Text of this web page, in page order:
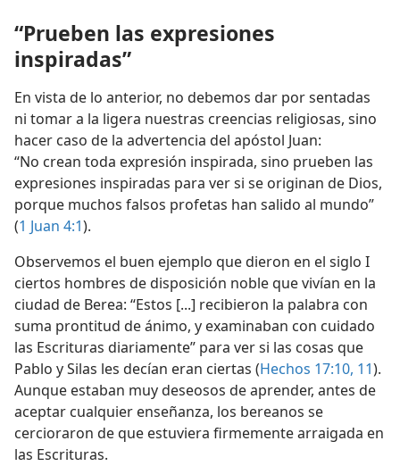
“Prueben las expresiones
inspiradas”
En vista de lo anterior, no debemos dar por sentadas
ni tomar a la ligera nuestras creencias religiosas, sino
hacer caso de la advertencia del apóstol Juan:
“No crean toda expresión inspirada, sino prueben las
expresiones inspiradas para ver si se originan de Dios,
porque muchos falsos profetas han salido al mundo”
(1 Juan 4:1).
Observemos el buen ejemplo que dieron en el siglo I
ciertos hombres de disposición noble que vivían en la
ciudad de Berea: “Estos [...] recibieron la palabra con
suma prontitud de ánimo, y examinaban con cuidado
las Escrituras diariamente” para ver si las cosas que
Pablo y Silas les decían eran ciertas (Hechos 17:10, 11).
Aunque estaban muy deseosos de aprender, antes de
aceptar cualquier enseñanza, los bereanos se
cercioraron de que estuviera firmemente arraigada en
las Escrituras.